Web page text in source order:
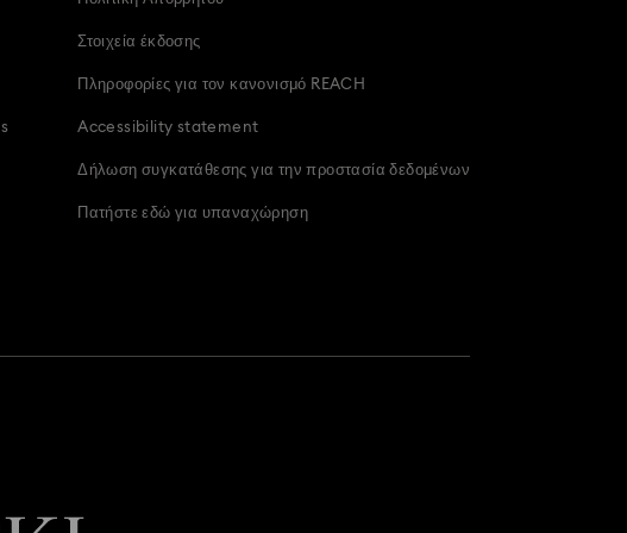
και τα περαιτέρω
Στοιχεία έκδοσης
Πληροφορίες για τον κανονισμό REACH
Accessibility statement
Δήλωση συγκατάθεσης για την προστασία δεδομένων
Πατήστε εδώ για υπαναχώρηση